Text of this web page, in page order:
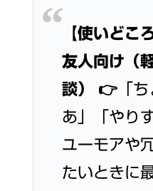
Player
【使いどこ
友人向け（
談）
👉「ち
あ」「やり
ユーモアや
たいときに